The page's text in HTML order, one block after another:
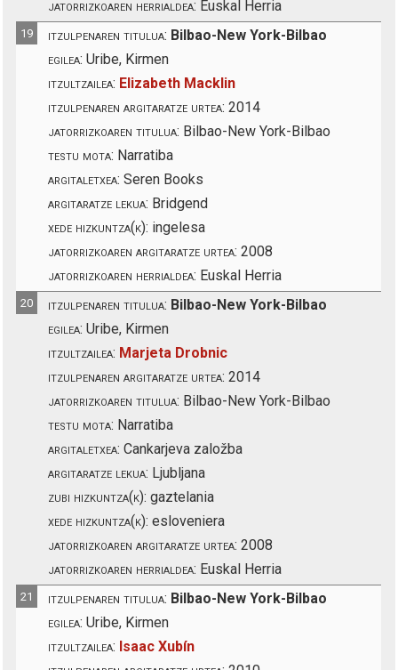
jatorrizkoaren herrialdea: Euskal Herria
19 itzulpenaren titulua: Bilbao-New York-Bilbao
egilea: Uribe, Kirmen
itzultzailea: Elizabeth Macklin
itzulpenaren argitaratze urtea: 2014
jatorrizkoaren titulua: Bilbao-New York-Bilbao
testu mota: Narratiba
argitaletxea: Seren Books
argitaratze lekua: Bridgend
xede hizkuntza(k): ingelesa
jatorrizkoaren argitaratze urtea: 2008
jatorrizkoaren herrialdea: Euskal Herria
20 itzulpenaren titulua: Bilbao-New York-Bilbao
egilea: Uribe, Kirmen
itzultzailea: Marjeta Drobnic
itzulpenaren argitaratze urtea: 2014
jatorrizkoaren titulua: Bilbao-New York-Bilbao
testu mota: Narratiba
argitaletxea: Cankarjeva založba
argitaratze lekua: Ljubljana
zubi hizkuntza(k): gaztelania
xede hizkuntza(k): esloveniera
jatorrizkoaren argitaratze urtea: 2008
jatorrizkoaren herrialdea: Euskal Herria
21 itzulpenaren titulua: Bilbao-New York-Bilbao
egilea: Uribe, Kirmen
itzultzailea: Isaac Xubín